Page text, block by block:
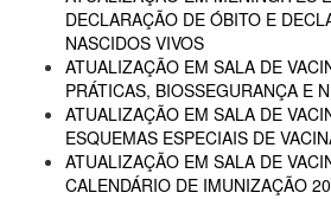
DECLARAÇÃO DE ÓBITO E
NASCIDOS VIVOS
ATUALIZAÇÃO EM SALA DE
PRÁTICAS, BIOSSEGURANÇA E
ATUALIZAÇÃO EM SALA DE
ESQUEMAS ESPECIAIS DE
ATUALIZAÇÃO EM SALA DE
CALENDÁRIO DE IMUNIZAÇÃO